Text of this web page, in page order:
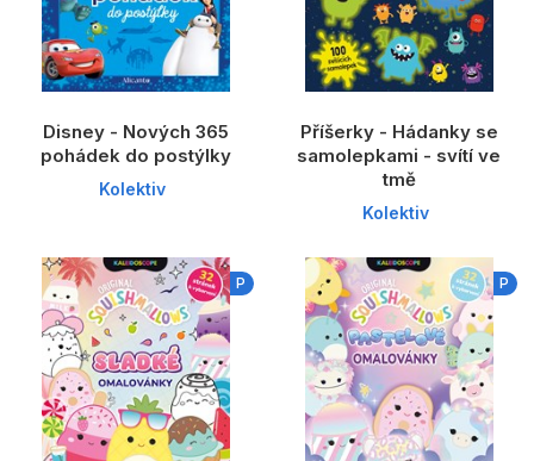
Disney - Nových 365
pohádek do postýlky
Kolektiv
Příšerky - Hádanky se
samolepkami - svítí ve
tmě
Kolektiv
P P